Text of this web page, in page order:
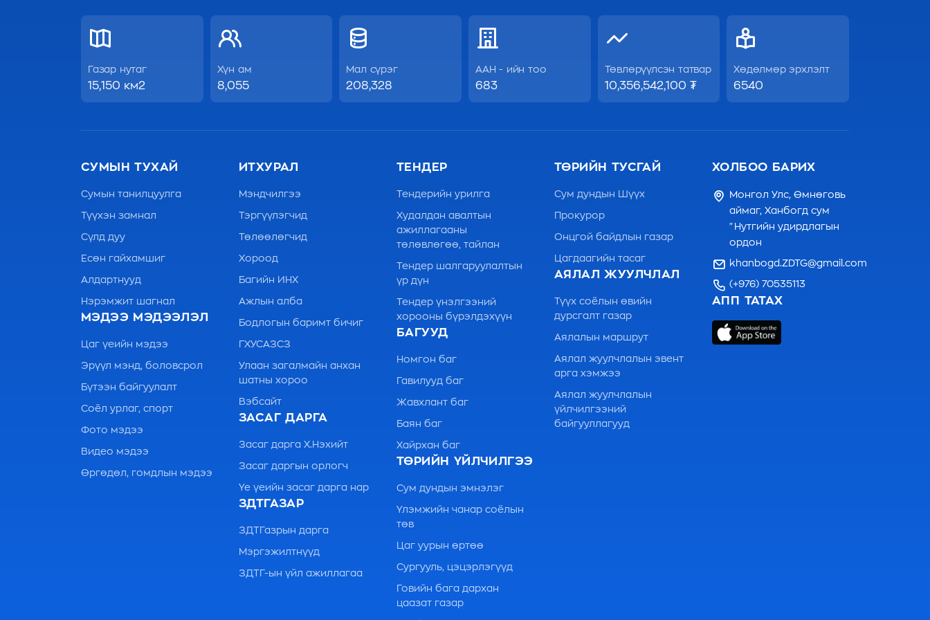
Газар нутаг
15,150 км2
Хүн ам
8,055
Мал сүрэг
208,328
ААН - ийн тоо
683
Төвлөрүүлсэн татвар
10,356,542,100 ₮
Хөдөлмөр эрхлэлт
6540
СУМЫН ТУХАЙ
Сумын танилцуулга
Түүхэн замнал
Сүлд дуу
Есөн гайхамшиг
Алдартнууд
Нэрэмжит шагнал
МЭДЭЭ МЭДЭЭЛЭЛ
Цаг үеийн мэдээ
Эрүүл мэнд, боловсрол
Бүтээн байгуулалт
Соёл урлаг, спорт
Фото мэдээ
Видео мэдээ
Өргөдөл, гомдлын мэдээ
ИТХУРАЛ
Мэндчилгээ
Тэргүүлэгчид
Төлөөлөгчид
Хороод
Багийн ИНХ
Ажлын алба
Бодлогын баримт бичиг
ГХУСАЗСЗ
Улаан загалмайн анхан
шатны хороо
Вэбсайт
ЗАСАГ ДАРГА
Засаг дарга Х.Нэхийт
Засаг даргын орлогч
Үе үеийн засаг дарга нар
ЗДТГАЗАР
ЗДТГазрын дарга
Мэргэжилтнүүд
ЗДТГ-ын үйл ажиллагаа
ТЕНДЕР
Тендерийн урилга
Худалдан авалтын
ажиллагааны
төлөвлөгөө, тайлан
Тендер шалгаруулалтын
үр дүн
Тендер үнэлгээний
хорооны бүрэлдэхүүн
БАГУУД
Номгон баг
Гавилууд баг
Жавхлант баг
Баян баг
Хайрхан баг
ТӨРИЙН ҮЙЛЧИЛГЭЭ
Сум дундын эмнэлэг
Үлэмжийн чанар соёлын
төв
Цаг уурын өртөө
Сургууль, цэцэрлэгүүд
Говийн бага дархан
цаазат газар
ТӨРИЙН ТУСГАЙ
Сум дундын Шүүх
Прокурор
Онцгой байдлын газар
Цагдаагийн тасаг
АЯЛАЛ ЖУУЛЧЛАЛ
Түүх соёлын өвийн
дурсгалт газар
Аялалын маршрут
Аялал жуулчлалын эвент
арга хэмжээ
Аялал жуулчлалын
үйлчилгээний
байгууллагууд
ХОЛБОО БАРИХ
Монгол Улс, Өмнөговь
аймаг, Ханбогд сум
"Нутгийн удирдлагын
ордон
khanbogd.ZDTG@gmail.com
(+976) 70535113
АПП ТАТАХ